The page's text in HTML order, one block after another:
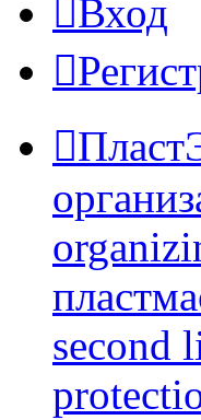
Вход
second